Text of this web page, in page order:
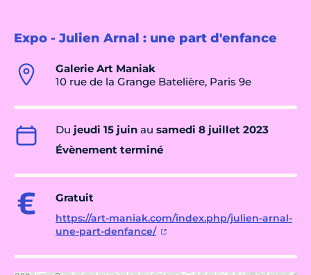
Expo - Julien Arnal : une part d'enfance
Galerie Art Maniak
10 rue de la Grange Batelière, Paris 9e
Du jeudi 15 juin au samedi 8 juillet 2023
Évènement terminé
Gratuit
https://art-maniak.com/index.php/julien-arnal-
une-part-denfance/